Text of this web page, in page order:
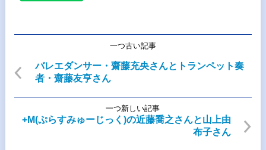
一つ古い記事
バレエダンサー・齋藤充央さんとトランペット奏
者・齋藤友亨さん
一つ新しい記事
+M(ぷらすみゅーじっく)の近藤喬之さんと山上由
布子さん